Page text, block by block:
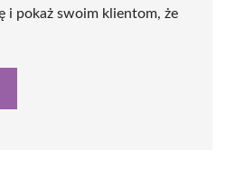
i pokaż swoim klientom, że